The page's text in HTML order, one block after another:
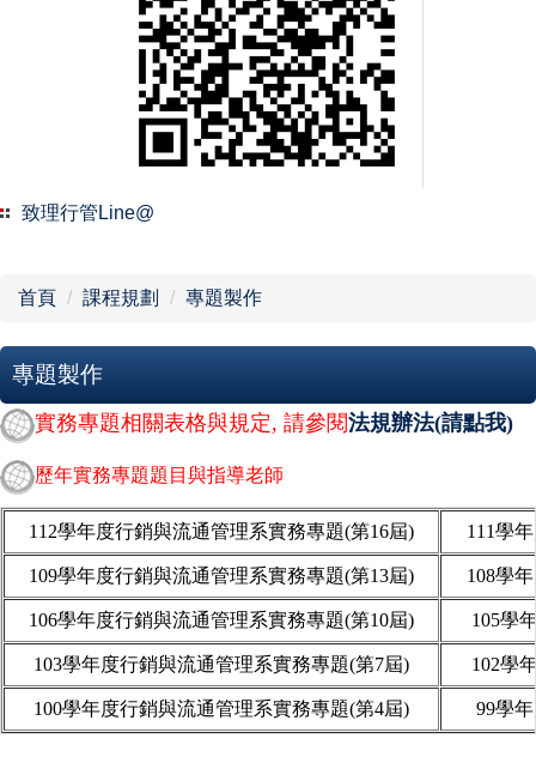
榮譽榜
法規辦法
表單下載
聯絡方式
系友會
國際交流
致理行管Line@
首頁 課程規劃 專題製作
專題製作
實務專題相關表格與規定, 請參閱法規辦法(請點我)
歷年實務專題題目與指導老師
112學年度行銷與流通管理系實務專題(第16屆) 111學
109學年度行銷與流通管理系實務專題(第13屆) 108學
106學年度行銷與流通管理系實務專題(第10屆) 105學
103學年度行銷與流通管理系實務專題(第7屆) 102學
100學年度行銷與流通管理系實務專題(第4屆) 99學